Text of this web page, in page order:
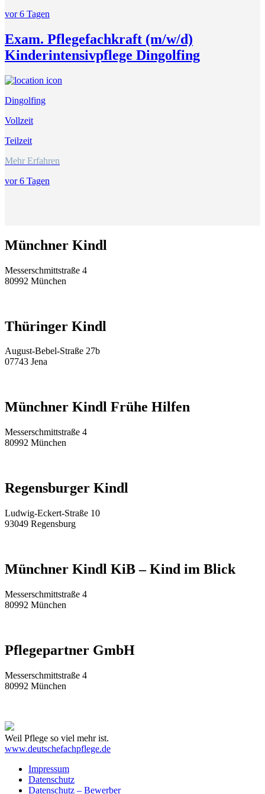
vor 6 Tagen
Exam. Pflegefachkraft (m/w/d)
Kinderintensivpflege Dingolfing
Dingolfing
Vollzeit
Teilzeit
Mehr Erfahren
vor 6 Tagen
Münchner Kindl
Messerschmittstraße 4
80992 München
Thüringer Kindl
August-Bebel-Straße 27b
07743 Jena
Münchner Kindl Frühe Hilfen
Messerschmittstraße 4
80992 München
Regensburger Kindl
Ludwig-Eckert-Straße 10
93049 Regensburg
Münchner Kindl KiB – Kind im Blick
Messerschmittstraße 4
80992 München
Pflegepartner GmbH
Messerschmittstraße 4
80992 München
Weil Pflege so viel mehr ist.
www.deutschefachpflege.de
Impressum
Datenschutz
Datenschutz – Bewerber